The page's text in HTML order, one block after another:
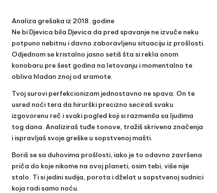
Analiza grešaka iz 2018. godine
Ne bi Djevica bila Djevica da pred spavanje ne izvuče neku
potpuno nebitnu i davno zaboravljenu situaciju iz prošlosti.
Odjednom se kristalno jasno setiš šta si rekla onom
konobaru pre šest godina na letovanju i momentalno te
obliva hladan znoj od sramote.
Tvoj surovi perfekcionizam jednostavno ne spava. On te
usred noći tera da hirurški precizno seciraš svaku
izgovorenu reč i svaki pogled koji si razmenila sa ljudima
tog dana. Analiziraš tuđe tonove, tražiš skrivena značenja
i ispravljaš svoje greške u sopstvenoj mašti.
Boriš se sa duhovima prošlosti, iako je to odavno završena
priča do koje nikome na ovoj planeti, osim tebi, više nije
stalo. Ti si jedini sudija, porota i dželat u sopstvenoj sudnici
koja radi samo noću.